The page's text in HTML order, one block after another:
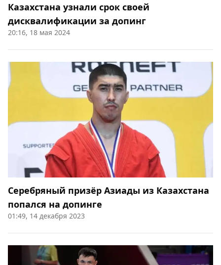
Казахстана узнали срок своей
дисквалификации за допинг
20:16, 18 мая 2024
Серебряный призёр Азиады из Казахстана
попался на допинге
01:49, 14 декабря 2023